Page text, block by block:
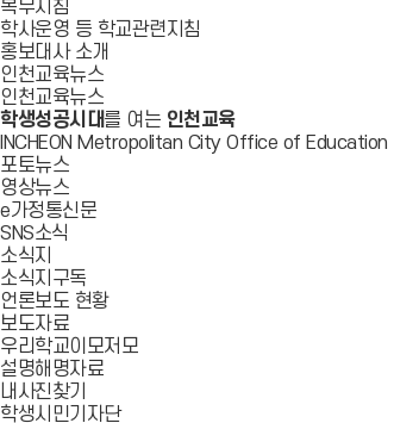
복무지침
학사운영 등 학교관련지침
홍보대사 소개
인천교육뉴스
인천교육뉴스
학생성공시대를 여는 인천교육
INCHEON Metropolitan City Office of Education
포토뉴스
영상뉴스
e가정통신문
SNS소식
소식지
소식지구독
언론보도 현황
보도자료
우리학교이모저모
설명해명자료
내사진찾기
학생시민기자단